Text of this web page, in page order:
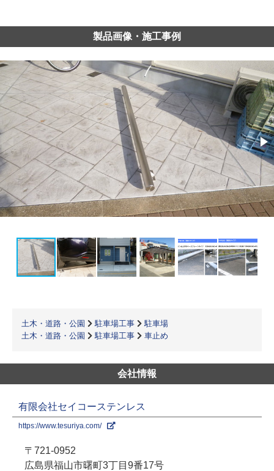
製品画像・施工事例
土木・道路・公園 駐車場工事
駐車場
土木・道路・公園
駐車場工事 車止め
会社情報
有限会社セイコーステンレス
https://www.tesuriya.com/
〒721-0952
広島県福山市曙町3丁目9番17号